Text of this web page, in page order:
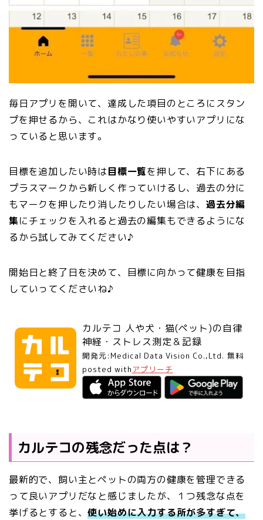
毎日アプリを開いて、達成した項目のところにスタン
プを押せるから、これはかなり使いやすいアプリにな
っていると思います。
目標を追加したい時は目標一覧を押して、右下にある
プラスマークから新しく作っていけるし、過去の分に
もマークを押したり消したりしたい場合は、過去分編
集にチェックを入れると過去の編集もできるようにな
るから試してみてください♪
開始日と終了日を決めて、目標に向かって健康を目指
していってくださいね♪
カルテコ 人や犬・猫(ペット)の自律
神経・ストレス測定＆記録
開発元: Medical Data Vision Co.,Ltd. 無料
posted with アプリーチ
カルテコの残念だった点は？
最新的で、飼い主とペットの両方の健康を管理できる
って良いアプリだなと感じましたが、１つ残念な点を
挙げるとすると、使い始めに入力する所が多すぎて、